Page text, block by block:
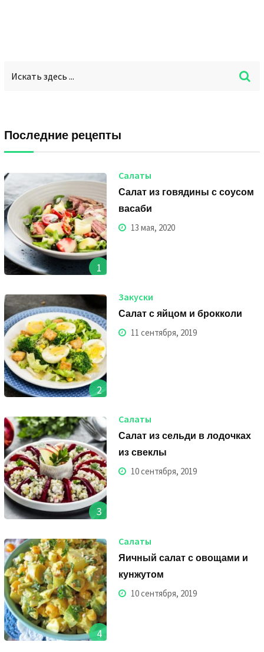
Последние рецепты
1
Салаты
Салат из говядины с соусом
васаби
13 мая, 2020
2
Закуски
Салат с яйцом и брокколи
11 сентября, 2019
3
Салаты
Салат из сельди в лодочках
из свеклы
10 сентября, 2019
4
Салаты
Яичный салат с овощами и
кунжутом
10 сентября, 2019